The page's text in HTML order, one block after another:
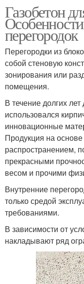
Газобетон
перегородок
Перегородки из
собой стеновую
зонирования или
помещения.
В течение долгих
использовался
инновационные
Продукция на
распространением,
прекрасными
весом и прочими
Внутренние
только средой
требованиями.
В зависимости от
накладывают ряд